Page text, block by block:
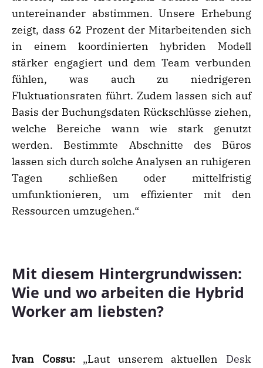
untereinander abstimmen. Unsere Erhebung
zeigt, dass 62 Prozent der Mitarbeitenden sich
in einem koordinierten hybriden Modell
stärker engagiert und dem Team verbunden
fühlen, was auch zu niedrigeren
Fluktuationsraten führt. Zudem lassen sich auf
Basis der Buchungsdaten Rückschlüsse ziehen,
welche Bereiche wann wie stark genutzt
werden. Bestimmte Abschnitte des Büros
lassen sich durch solche Analysen an ruhigeren
Tagen schließen oder mittelfristig
umfunktionieren, um effizienter mit den
Ressourcen umzugehen.“
Mit diesem Hintergrundwissen:
Wie und wo arbeiten die Hybrid
Worker am liebsten?
Ivan Cossu:„Laut unserem aktuellen Desk